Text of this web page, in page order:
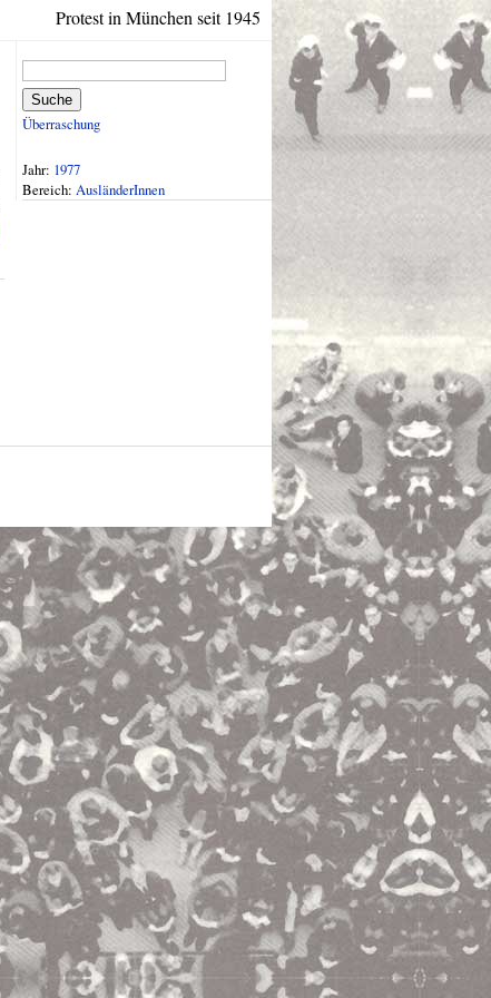
Protest in München seit 1945
Suche
Überraschung
Jahr: 1977
Bereich: AusländerInnen